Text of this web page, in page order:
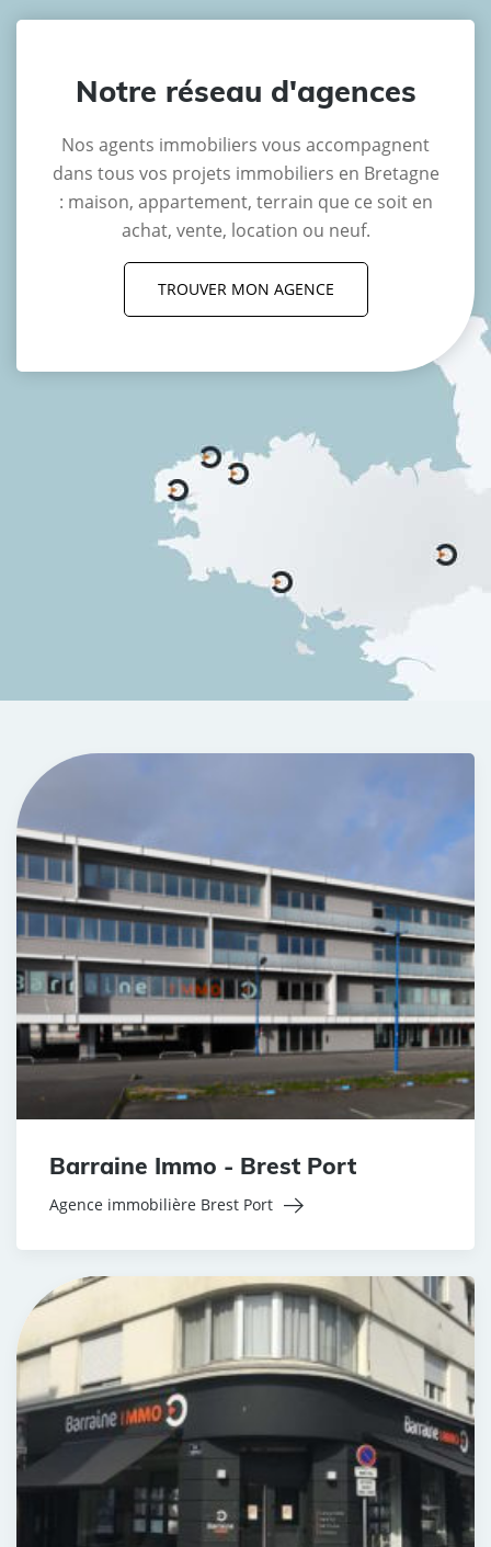
Notre réseau d'agences
Nos agents immobiliers vous accompagnent
dans tous vos projets immobiliers en Bretagne
: maison, appartement, terrain que ce soit en
achat, vente, location ou neuf.
TROUVER MON AGENCE
Barraine Immo - Brest Port
Agence immobilière Brest Port